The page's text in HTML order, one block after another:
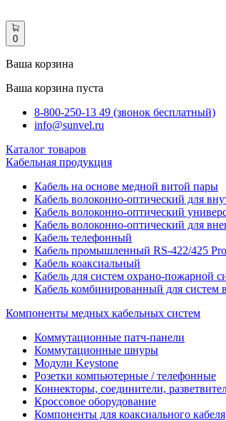
0
Ваша корзина
Ваша корзина пуста
8-800-250-13 49 (звонок бесплатный)
info@sunvel.ru
Каталог товаров
Кабельная продукция
Кабель на основе медной витой пары
Кабель волоконно-оптический для
Кабель волоконно-оптический
Кабель волоконно-оптический для
Кабель телефонный
Кабель промышленный RS-422/425
Кабель коаксиальный
Кабель для систем охрано-пожарной
Кабель комбинированный для систем
Компоненты медных кабельных систем
Коммутационные патч-панели
Коммутационные шнуры
Модули Keystone
Розетки компьютерные / телефонные
Коннекторы, соединители,
Кроссовое оборудование
Компоненты для коаксиального кабеля